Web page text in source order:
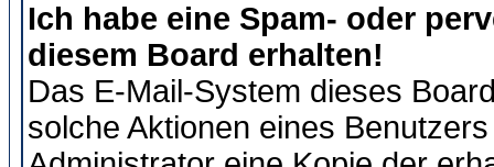
Ich habe eine Spam- oder
diesem Board erhalten!
Das E-Mail-System dieses
solche Aktionen eines